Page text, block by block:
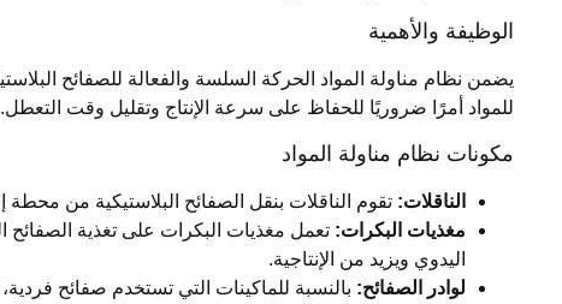
الوظيفة والأهمية
يضمن نظام مناولة المواد الحركة السلسة والفعالة للصفائح
للمواد أمرًا ضروريًا للحفاظ على سرعة الإنتاج وتقليل وقت التعطل.
مكونات نظام مناولة المواد
الناقلات: تقوم الناقلات بنقل الصفائح البلاستيكية من
مغذيات البكرات: تعمل مغذيات البكرات على تغذية الصفائح
اليدوي ويزيد من الإنتاجية.
لوادر الصفائح: بالنسبة للماكينات التي تستخدم صفائح